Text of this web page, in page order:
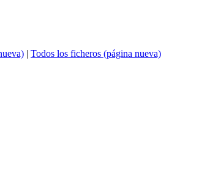
| Todos los ficheros (página nueva)